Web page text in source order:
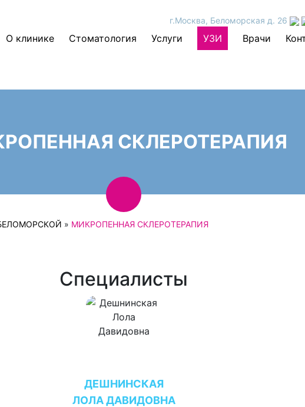
г.Москва, Беломорская д. 26
О клинике Стоматология Услуги УЗИ Врачи
СКЛЕРОТЕРАПИЯ
» МИКРОПЕННАЯ СКЛЕРОТЕРАПИЯ
Специалисты
ДЕШНИНСКАЯ
ЛОЛА ДАВИДОВНА